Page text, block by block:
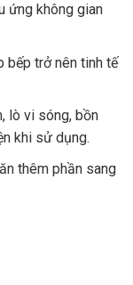
ứng không gian
bếp trở nên tinh tế
lò vi sóng, bồn
khi sử dụng.
thêm phần sang
trắng quantity